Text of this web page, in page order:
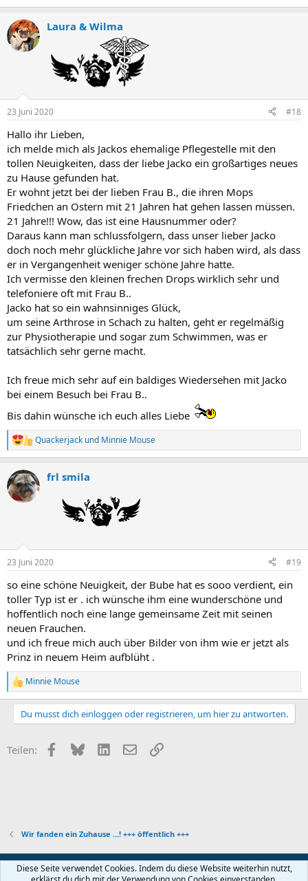
Laura & Wilma
23 Juni 2020 #18
Hallo ihr Lieben,
ich melde mich als Jackos ehemalige Pflegestelle mit den
tollen Neuigkeiten, dass der liebe Jacko ein großartiges neues
zu Hause gefunden hat.
Er wohnt jetzt bei der lieben Frau B., die ihren Mops
Friedchen an Ostern mit 21 Jahren hat gehen lassen müssen.
21 Jahre!!! Wow, das ist eine Hausnummer oder?
Daraus kann man schlussfolgern, dass unser lieber Jacko
doch noch mehr glückliche Jahre vor sich haben wird, als dass
er in Vergangenheit weniger schöne Jahre hatte.
Ich vermisse den kleinen frechen Drops wirklich sehr und
telefoniere oft mit Frau B..
Jacko hat so ein wahnsinniges Glück,
um seine Arthrose in Schach zu halten, geht er regelmäßig
zur Physiotherapie und sogar zum Schwimmen, was er
tatsächlich sehr gerne macht.
Ich freue mich sehr auf ein baldiges Wiedersehen mit Jacko
bei einem Besuch bei Frau B..
Bis dahin wünsche ich euch alles Liebe
R
e
k
t
i
:
Quackerjack und Minnie Mouse
frl smila
23 Juni 2020 #19
so eine schöne Neuigkeit, der Bube hat es sooo verdient, ein
toller Typ ist er . ich wünsche ihm eine wunderschöne und
hoffentlich noch eine lange gemeinsame Zeit mit seinen
neuen Frauchen.
und ich freue mich auch über Bilder von ihm wie er jetzt als
Prinz in neuem Heim aufblüht .
R
e
a
o
Minnie Mouse
Du musst dich einloggen oder registrieren, um hier zu antworten.
Teilen: Facebook
BlueskyLinkedInE-MailLink
Wir fanden ein Zuhause ...! +++ öffentlich +++
Kontakt Nutzungsbedingungen
Datenschutz
Hilfe und Impressum
Start
R
Diese Seite verwendet Cookies. Indem du diese Website weiterhin nutzt,